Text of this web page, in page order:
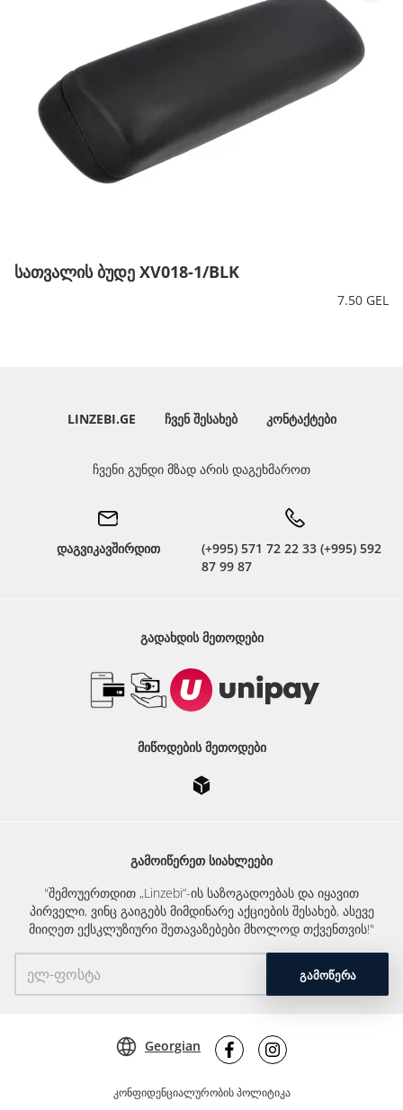
სათვალის ბუდე XV018-1/BLK
7.50 GEL
LINZEBI.GE ᲩᲕᲔᲜ ᲨᲔᲡᲐᲮᲔᲑ ᲙᲝᲜᲢᲐᲥᲢᲔᲑᲘ
ჩვენი გუნდი მზად არის დაგეხმაროთ
დაგვიკავშირდით
(+995) 571 72 22 33 (+995) 592
87 99 87
ᲒᲐᲓᲐᲮᲓᲘᲡ ᲛᲔᲗᲝᲓᲔᲑᲘ
ᲛᲘᲬᲝᲓᲔᲑᲘᲡ ᲛᲔᲗᲝᲓᲔᲑᲘ
ᲒᲐᲛᲝᲘᲬᲔᲠᲔᲗ ᲡᲘᲐᲮᲚᲔᲔᲑᲘ
"შემოუერთდით „Linzebi“-ის საზოგადოებას და იყავით
პირველი, ვინც გაიგებს მიმდინარე აქციების შესახებ, ასევე
მიიღეთ ექსკლუზიური შეთავაზებები მხოლოდ თქვენთვის!"
ᲒᲐᲛᲝᲬᲔᲠᲐ
კონფიდენციალურობის პოლიტიკა
Georgian